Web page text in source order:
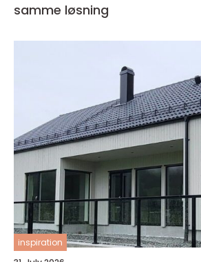
samme løsning
inspiration